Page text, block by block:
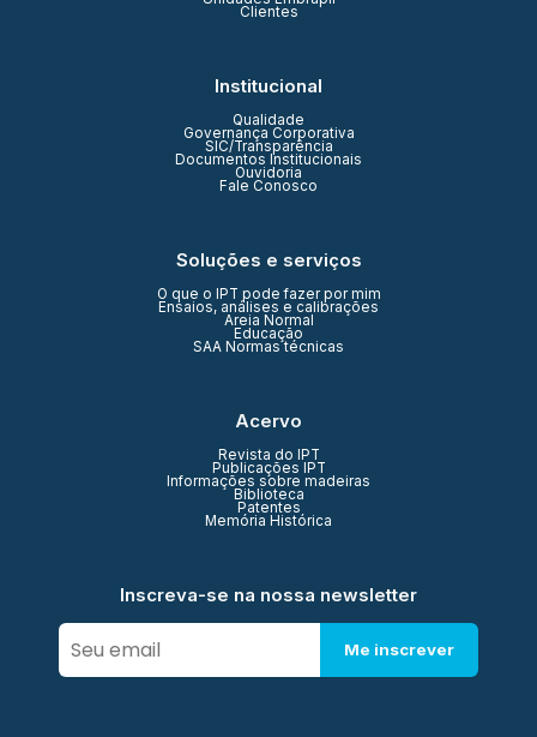
Clientes
Institucional
Qualidade
Governança Corporativa
SIC/Transparência
Documentos Institucionais
Ouvidoria
Fale Conosco
Soluções e serviços
O que o IPT pode fazer por mim
Ensaios, análises e calibrações
Areia Normal
Educação
SAA Normas técnicas
Acervo
Revista do IPT
Publicações IPT
Informações sobre madeiras
Biblioteca
Patentes
Memória Histórica
Inscreva-se na nossa newsletter
Me inscrever